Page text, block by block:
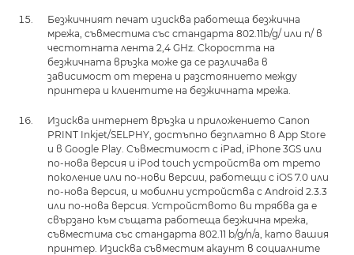
Безжичният печат изисква работеща безжична
мрежа, съвместима със стандарта 802.11b/g/ или n/ в
честотната лента 2,4 GHz. Скоростта на
безжичната връзка може да се различава в
зависимост от терена и разстоянието между
принтера и клиентите на безжичната мрежа.
Изисква интернет връзка и приложението Canon
PRINT Inkjet/SELPHY, достъпно безплатно в App Store
и в Google Play. Съвместимост с iPad, iPhone 3GS или
по-нова версия и iPod touch устройства от трето
поколение или по-нови версии, работещи с iOS 7.0 или
по-нова версия, и мобилни устройства с Android 2.3.3
или по-нова версия. Устройството ви трябва да е
свързано към същата работеща безжична мрежа,
съвместима със стандарта 802.11 b/g/n/a, като вашия
принтер. Изисква съвместим акаунт в социалните